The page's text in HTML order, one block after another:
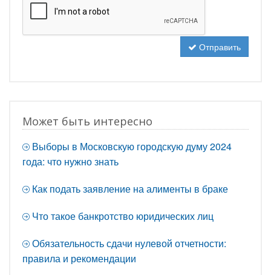
Отправить
Может быть интересно
Выборы в Московскую городскую думу 2024
года: что нужно знать
Как подать заявление на алименты в браке
Что такое банкротство юридических лиц
Обязательность сдачи нулевой отчетности:
правила и рекомендации